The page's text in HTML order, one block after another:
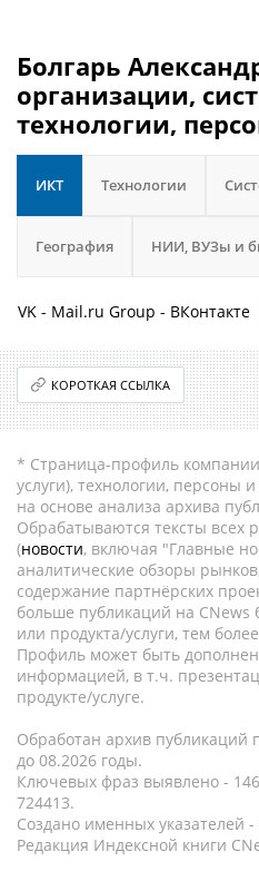
Болгарь
организации,
технологии,
ИКТ Технологии
География НИИ, ВУЗы и
VK - Mail.ru Group - ВКонтакте
КОРОТКАЯ ССЫЛКА
* Страница-профиль
услуги), технологии, персоны
на основе анализа архива
Обрабатываются тексты всех
(новости, включая "Главные
аналитические обзоры
содержание партнёрских
больше публикаций на
или продукта/услуги, тем
Профиль может быть
информацией, в т.ч.
продукте/услуге.
Обработан архив публикаций
до 08.2026 годы.
Ключевых фраз выявлено -
724413.
Создано именных указателей -
Редакция Индексной книги